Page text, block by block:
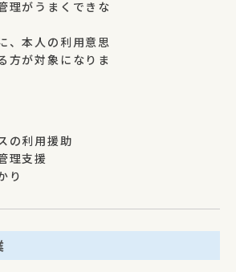
理がうまくできな
、本人の利用意思
方が対象になりま
の利用援助
理支援
り